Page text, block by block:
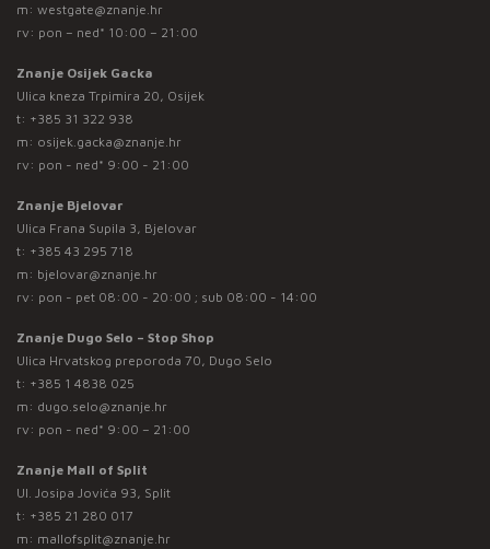
m: westgate@znanje.hr
rv: pon – ned* 10:00 – 21:00
Znanje Osijek Gacka
Ulica kneza Trpimira 20, Osijek
t: +385 31 322 938
m: osijek.gacka@znanje.hr
rv: pon - ned* 9:00 - 21:00
Znanje Bjelovar
Ulica Frana Supila 3, Bjelovar
t: +385 43 295 718
m: bjelovar@znanje.hr
rv: pon - pet 08:00 - 20:00 ; sub 08:00 - 14:00
Znanje Dugo Selo – Stop Shop
Ulica Hrvatskog preporoda 70, Dugo Selo
t: +385 1 4838 025
m: dugo.selo@znanje.hr
rv: pon - ned* 9:00 – 21:00
Znanje Mall of Split
Ul. Josipa Jovića 93, Split
t: +385 21 280 017
m: mallofsplit@znanje.hr